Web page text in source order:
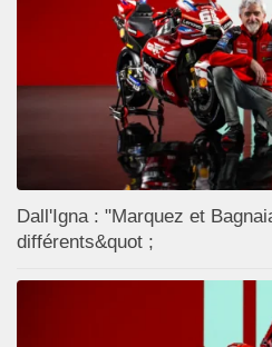
Dall'Igna : "Marquez et
différents&quot ;